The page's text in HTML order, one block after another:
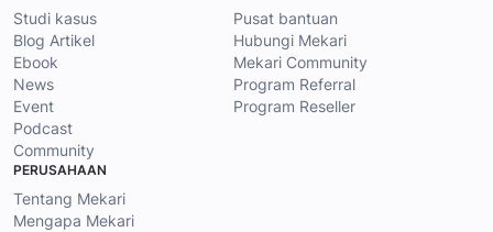
Studi kasus
Blog Artikel
Ebook
News
Event
Podcast
Community
Pusat bantuan
Hubungi Mekari
Mekari Community
Program Referral
Program Reseller
PERUSAHAAN
Tentang Mekari
Mengapa Mekari